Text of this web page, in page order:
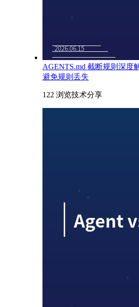
AGENTS.md 截断规则深
避免规则丢失
122 浏览技术分享